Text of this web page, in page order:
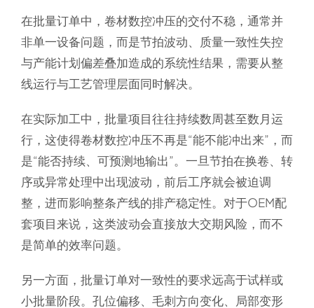
在批量订单中，卷材数控冲压的交付不稳，通常并
非单一设备问题，而是节拍波动、质量一致性失控
与产能计划偏差叠加造成的系统性结果，需要从整
线运行与工艺管理层面同时解决。
在实际加工中，批量项目往往持续数周甚至数月运
行，这使得卷材数控冲压不再是“能不能冲出来”，而
是“能否持续、可预测地输出”。一旦节拍在换卷、转
序或异常处理中出现波动，前后工序就会被迫调
整，进而影响整条产线的排产稳定性。对于OEM配
套项目来说，这类波动会直接放大交期风险，而不
是简单的效率问题。
另一方面，批量订单对一致性的要求远高于试样或
小批量阶段。孔位偏移、毛刺方向变化、局部变形